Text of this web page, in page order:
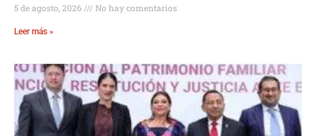
5 de agosto, 2026 No hay comentarios
Leer más »